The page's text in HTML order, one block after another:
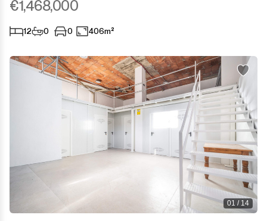
€1,468,000
12 0 0 406m²
01 / 14